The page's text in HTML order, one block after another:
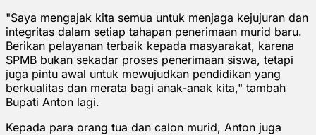
"Saya mengajak kita semua untuk menjaga kejujuran dan
integritas dalam setiap tahapan penerimaan murid baru.
Berikan pelayanan terbaik kepada masyarakat, karena
SPMB bukan sekadar proses penerimaan siswa, tetapi
juga pintu awal untuk mewujudkan pendidikan yang
berkualitas dan merata bagi anak-anak kita," tambah
Bupati Anton lagi.
Kepada para orang tua dan calon murid, Anton juga